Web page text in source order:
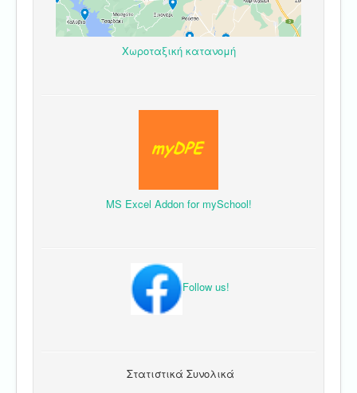
Χωροταξική κατανομή
MS Excel Addon for mySchool!
Follow us!
Στατιστικά Συνολικά